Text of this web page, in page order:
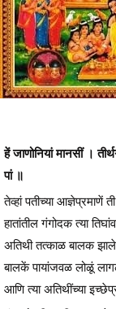
हें जाणोनियां मानसीं ।
पां ॥
तेव्हां पतीच्या आज्ञेप्रमाणें
हातांतील गंगोदक त्या
अतिथी तत्काळ बालक
बालकें पायांजवळ लोळूं
आणि त्या अतिथींच्या